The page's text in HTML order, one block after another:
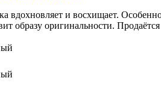
вдохновляет и восхищает.
образу оригинальности.